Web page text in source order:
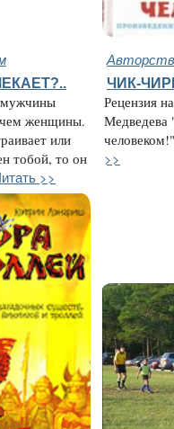
мужчины
женщины.
или
тобой, то он
>>
ЧИК-
Рецензия
Медведева
>>